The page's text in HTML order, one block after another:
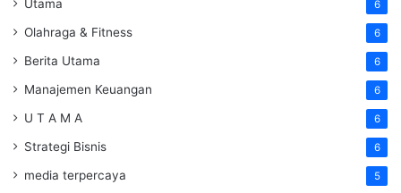
Utama 6
Olahraga & Fitness 6
Berita Utama 6
Manajemen Keuangan 6
U T A M A 6
Strategi Bisnis 6
media terpercaya 5